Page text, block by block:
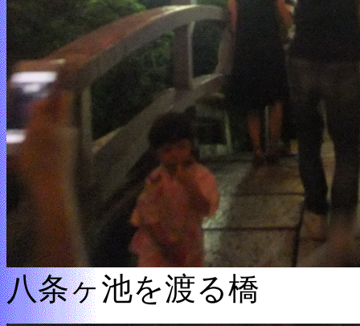
八条ヶ池を渡る橋